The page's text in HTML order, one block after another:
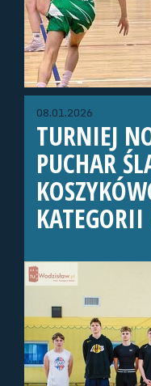
08.01.2026
TURNIEJ
PUCHAR